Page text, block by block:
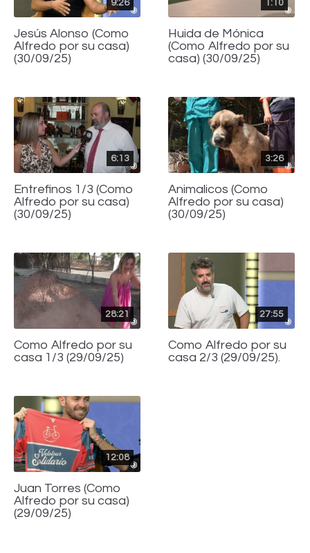
9:26
Jesús Alonso (Como
Alfredo por su casa)
(30/09/25)
1:10
Huida de Mónica
(Como Alfredo por su
casa) (30/09/25)
6:13
Entrefinos 1/3 (Como
Alfredo por su casa)
(30/09/25)
3:26
Animalicos (Como
Alfredo por su casa)
(30/09/25)
28:21
Como Alfredo por su
casa 1/3 (29/09/25)
27:55
Como Alfredo por su
casa 2/3 (29/09/25).
12:08
Juan Torres (Como
Alfredo por su casa)
(29/09/25)